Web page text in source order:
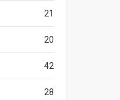
21
20
42
28